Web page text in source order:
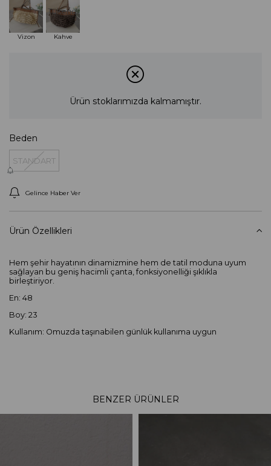
Vizon
Tükendi
Kahve
Ürün stoklarımızda kalmamıştır.
Beden
STANDART
Gelince Haber Ver
Ürün Özellikleri
Hem şehir hayatının dinamizmine hem de tatil moduna uyum
sağlayan bu geniş hacimli çanta, fonksiyonelliği şıklıkla
birleştiriyor.
En: 48
Boy: 23
Kullanım: Omuzda taşınabilen günlük kullanıma uygun
BENZER ÜRÜNLER